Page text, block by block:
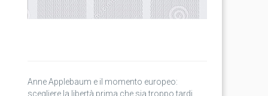
Anne Applebaum e il momento europeo:
scegliere la libertà prima che sia troppo tardi